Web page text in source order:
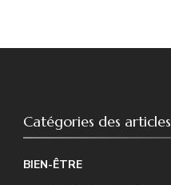
Catégories des articles
BIEN-ÊTRE